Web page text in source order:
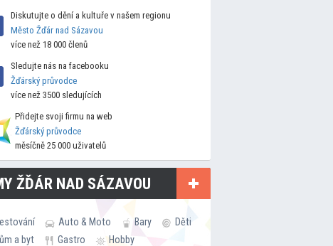
Diskutujte o dění a kultuře v našem regionu
Město Žďár nad Sázavou
více než 18 000 členů
Sledujte nás na facebooku
Žďárský průvodce
více než 3500 sledujících
Přidejte svoji firmu na web
Žďárský průvodce
měsíčně 25 000 uživatelů
ŽĎÁR NAD SÁZAVOU
Auto & Moto Bary
Děti
a byt
Gastro
Hobby